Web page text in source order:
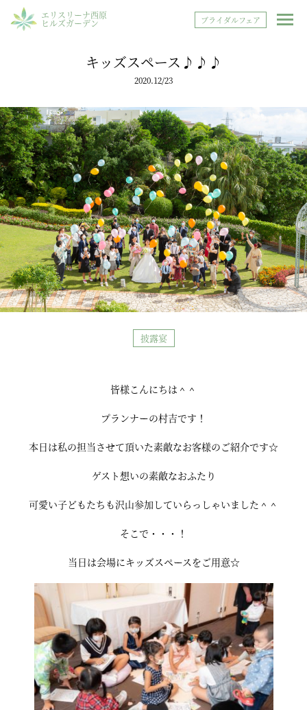
エリスリーナ西原
ヒルズガーデン ブライダルフェア
キッズスペース♪♪♪
2020.12/23
披露宴
皆様こんにちは＾＾
プランナーの村吉です！
本日は私の担当させて頂いた素敵なお客様のご紹介です☆
ゲスト想いの素敵なおふたり
可愛い子どもたちも沢山参加していらっしゃいました＾＾
そこで・・・！
当日は会場にキッズスペースをご用意☆